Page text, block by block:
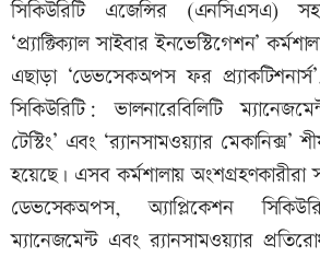
সিকিউরিটি এজেন্সির (এনসিএসএ)
‘প্র্যাক্টিক্যাল সাইবার ইনভেস্টিগেশন’
এছাড়া ‘ডেভসেকঅপস ফর প্র্যাকটিশনার্স’,
সিকিউরিটি: ভালনারেবিলিটি
টেস্টিং’ এবং ‘র‍্যানসামওয়্যার মেকানিক্স’
হয়েছে। এসব কর্মশালায় অংশগ্রহণকারীরা
ডেভসেকঅপস, অ্যাপ্লিকেশন
ম্যানেজমেন্ট এবং র‍্যানসামওয়্যার